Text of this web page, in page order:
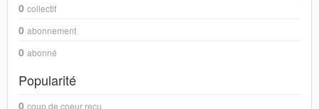
0 collectif
0 abonnement
0 abonné
Popularité
0 coup de coeur reçu